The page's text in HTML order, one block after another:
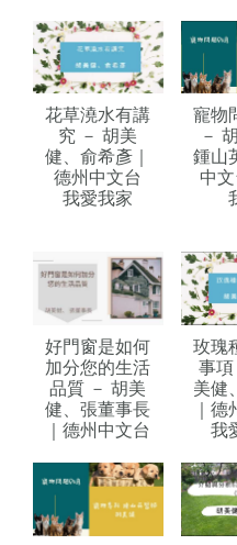
花草澆水有講
究 － 胡美
健、俞希彥｜
德州中文台
我愛我家
寵物
－
鍾山
中
好門窗是如何
加分您的生活
品質 － 胡美
健、張董事長
｜德州中文台
玫瑰
事
美健
｜德
我